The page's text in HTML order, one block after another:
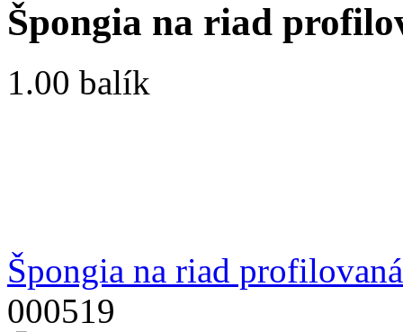
Špongia na riad
1.00 balík
Špongia na riad
000519